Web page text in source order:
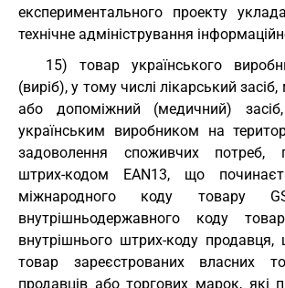
експериментального проекту
технічне адміністрування
15) товар українського
(виріб), у тому числі лікарський
або допоміжний (медичний) засіб,
українським виробником на
задоволення споживчих потреб,
штрих-кодом EAN13, що
міжнародного коду товару
внутрішньодержавного коду
внутрішнього штрих-коду продавця,
товар зареєстрованих власних
продавців або торгових марок, які